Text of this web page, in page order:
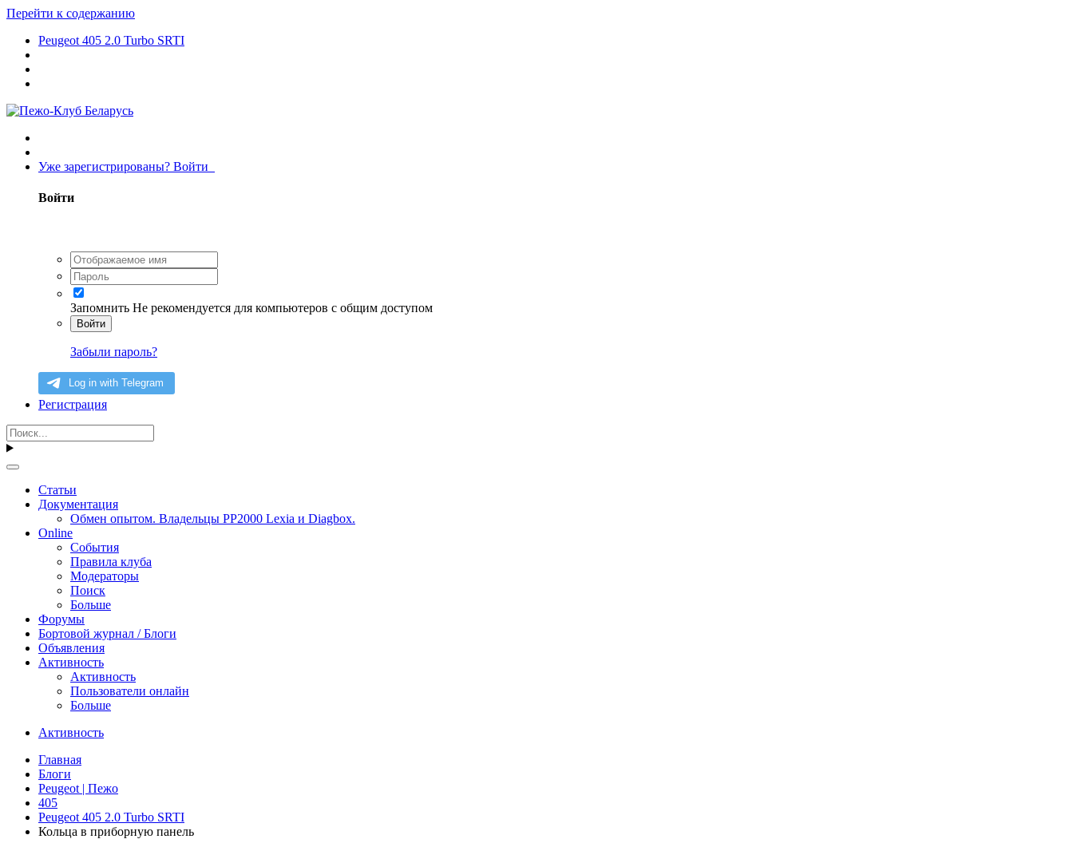
Перейти к содержанию
Peugeot 405 2.0 Turbo SRTI
Уже зарегистрированы? Войти
Войти
Запомнить Не рекомендуется для компьютеров с общим доступом
Войти
Забыли пароль?
Регистрация
Статьи
Документация
Обмен опытом. Владельцы PP2000 Lexia и Diagbox.
Online
События
Правила клуба
Модераторы
Поиск
Больше
Форумы
Бортовой журнал / Блоги
Объявления
Активность
Активность
Пользователи онлайн
Больше
Активность
Главная
Блоги
Peugeot | Пежо
405
Peugeot 405 2.0 Turbo SRTI
Кольца в приборную панель